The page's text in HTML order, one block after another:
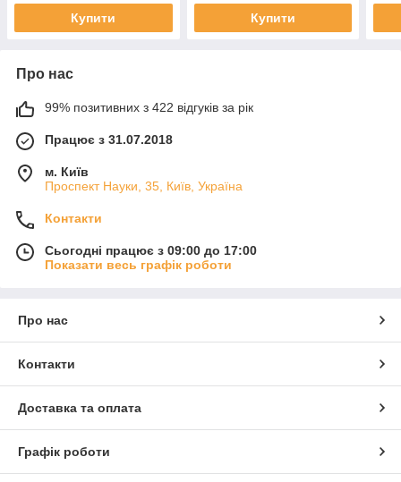
Купити Купити
Про нас
99% позитивних з 422 відгуків за рік
Працює з 31.07.2018
м. Київ
Проспект Науки, 35, Київ, Україна
Контакти
Сьогодні працює з 09:00 до 17:00
Показати весь графік роботи
Про нас
Контакти
Доставка та оплата
Графік роботи